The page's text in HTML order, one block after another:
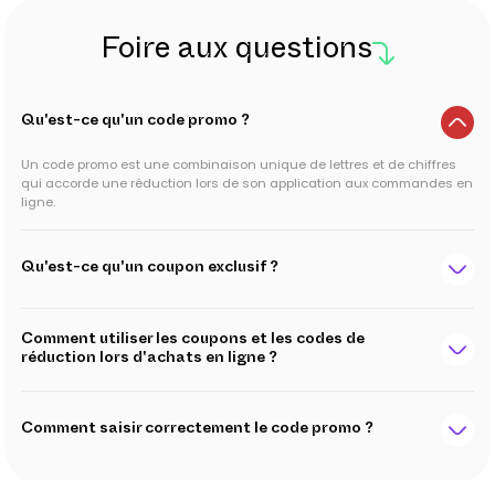
Foire aux questions
Qu'est-ce qu'un code promo ?
Un code promo est une combinaison unique de lettres et de chiffres
qui accorde une réduction lors de son application aux commandes en
ligne.
Qu'est-ce qu'un coupon exclusif ?
Comment utiliser les coupons et les codes de
réduction lors d'achats en ligne ?
Comment saisir correctement le code promo ?